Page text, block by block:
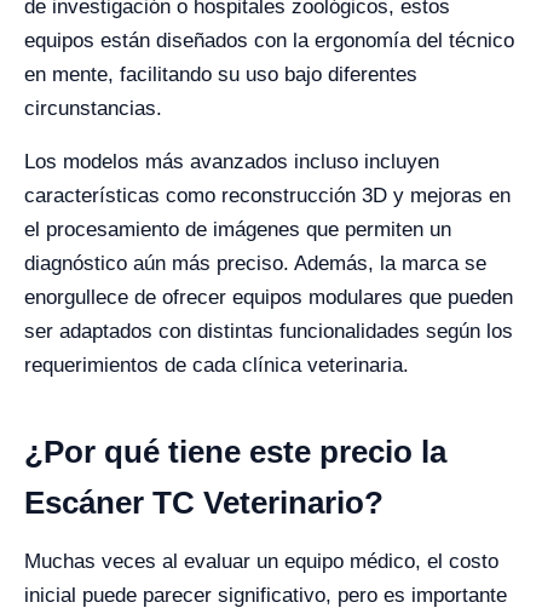
de investigación o hospitales zoológicos, estos
equipos están diseñados con la ergonomía del técnico
en mente, facilitando su uso bajo diferentes
circunstancias.
Los modelos más avanzados incluso incluyen
características como reconstrucción 3D y mejoras en
el procesamiento de imágenes que permiten un
diagnóstico aún más preciso. Además, la marca se
enorgullece de ofrecer equipos modulares que pueden
ser adaptados con distintas funcionalidades según los
requerimientos de cada clínica veterinaria.
¿Por qué tiene este precio la
Escáner TC Veterinario?
Muchas veces al evaluar un equipo médico, el costo
inicial puede parecer significativo, pero es importante